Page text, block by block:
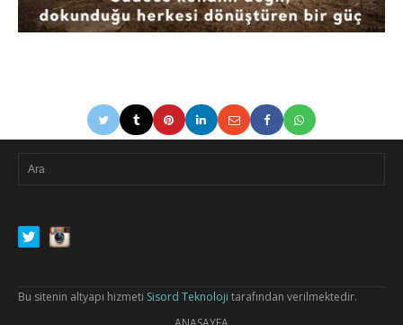
Bu sitenin altyapı hizmeti Sisord Teknoloji tarafından verilmektedir.